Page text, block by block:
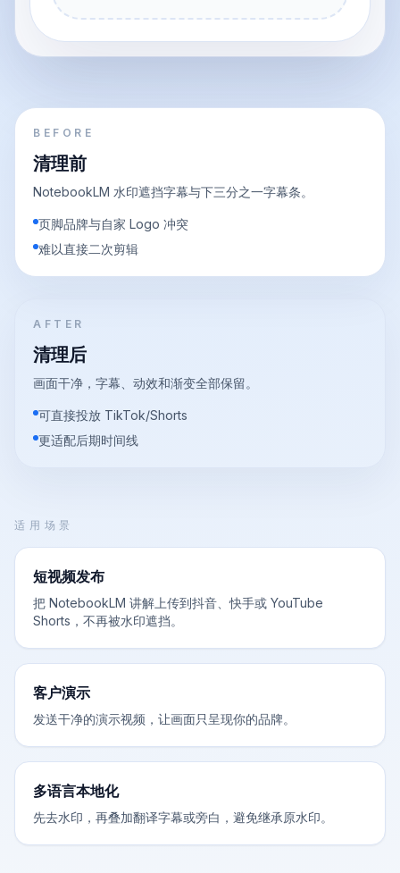
BEFORE
清理前
NotebookLM 水印遮挡字幕与下三分之一字幕条。
页脚品牌与自家 Logo 冲突
难以直接二次剪辑
AFTER
清理后
画面干净，字幕、动效和渐变全部保留。
可直接投放 TikTok/Shorts
更适配后期时间线
适用场景
短视频发布
把 NotebookLM 讲解上传到抖音、快手或 YouTube
Shorts，不再被水印遮挡。
客户演示
发送干净的演示视频，让画面只呈现你的品牌。
多语言本地化
先去水印，再叠加翻译字幕或旁白，避免继承原水印。